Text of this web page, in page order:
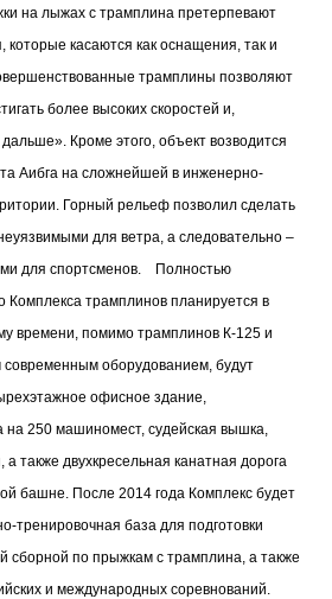
на лыжах с трамплина претерпевают
которые касаются как оснащения, так и
трамплины позволяют
более высоких скоростей и,
Кроме этого, объект возводится
Аибга на сложнейшей в инженерно-
Горный рельеф позволил сделать
для ветра, а следовательно –
для спортсменов.
Полностью
Комплекса трамплинов планируется в
времени, помимо трамплинов К-125 и
оборудованием, будут
офисное здание,
на 250 машиномест, судейская вышка,
также двухкресельная канатная дорога
башне. После 2014 года Комплекс будет
тренировочная база для подготовки
сборной по прыжкам с трамплина, а также
и международных соревнований.